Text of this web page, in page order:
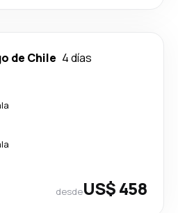
de Chile 4 días
desdeUS$ 458